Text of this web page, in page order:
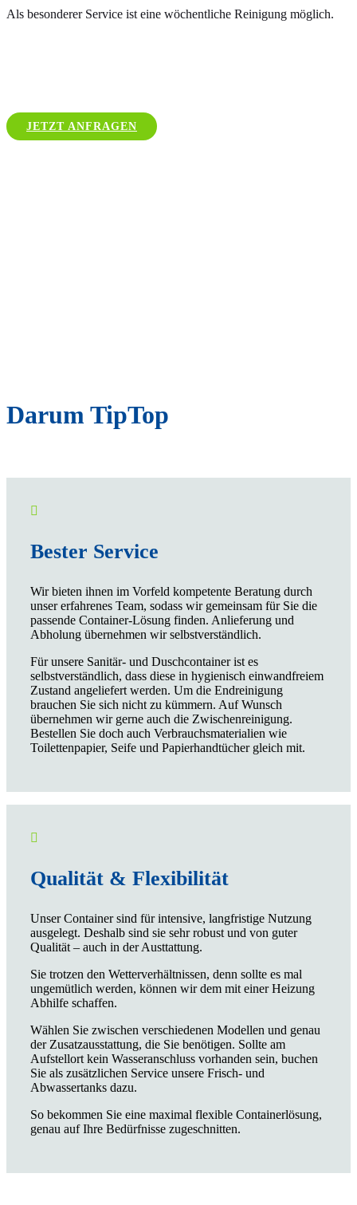
Als besonderer Service ist eine wöchentliche Reinigung möglich.
JETZT ANFRAGEN
Darum TipTop

Bester Service
Wir bieten ihnen im Vorfeld kompetente Beratung durch
unser erfahrenes Team, sodass wir gemeinsam für Sie die
passende Container-Lösung finden. Anlieferung und
Abholung übernehmen wir selbstverständlich.
Für unsere Sanitär- und Duschcontainer ist es
selbstverständlich, dass diese in hygienisch einwandfreiem
Zustand angeliefert werden. Um die Endreinigung
brauchen Sie sich nicht zu kümmern. Auf Wunsch
übernehmen wir gerne auch die Zwischenreinigung.
Bestellen Sie doch auch Verbrauchsmaterialien wie
Toilettenpapier, Seife und Papierhandtücher gleich mit.

Qualität & Flexibilität
Unser Container sind für intensive, langfristige Nutzung
ausgelegt. Deshalb sind sie sehr robust und von guter
Qualität – auch in der Austtattung.
Sie trotzen den Wetterverhältnissen, denn sollte es mal
ungemütlich werden, können wir dem mit einer Heizung
Abhilfe schaffen.
Wählen Sie zwischen verschiedenen Modellen und genau
der Zusatzausstattung, die Sie benötigen. Sollte am
Aufstellort kein Wasseranschluss vorhanden sein, buchen
Sie als zusätzlichen Service unsere Frisch- und
Abwassertanks dazu.
So bekommen Sie eine maximal flexible Containerlösung,
genau auf Ihre Bedürfnisse zugeschnitten.